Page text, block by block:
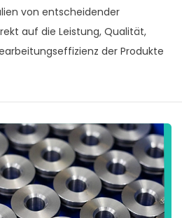
von entscheidender
auf die Leistung, Qualität,
der Produkte